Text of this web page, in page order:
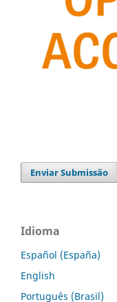
Enviar Submissão
Idioma
Español (España)
English
Português (Brasil)